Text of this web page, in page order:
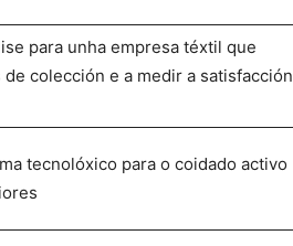
para unha empresa téxtil que
colección e a medir a satisfacción
tecnolóxico para o coidado activo